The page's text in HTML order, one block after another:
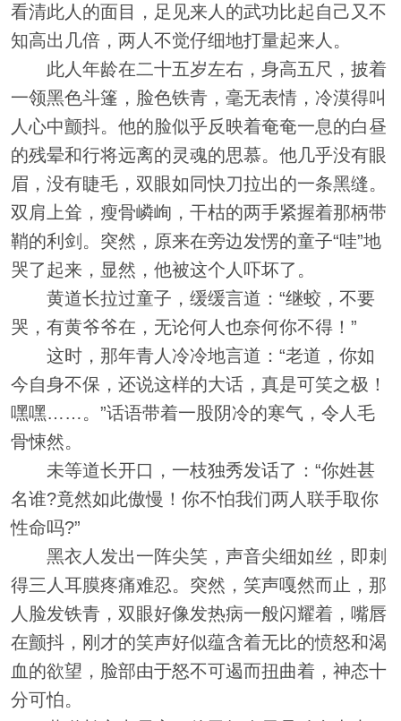
看清此人的面目，足见来人的武功比起自己又不
知高出几倍，两人不觉仔细地打量起来人。
此人年龄在二十五岁左右，身高五尺，披着
一领黑色斗篷，脸色铁青，毫无表情，冷漠得叫
人心中颤抖。他的脸似乎反映着奄奄一息的白昼
的残晕和行将远离的灵魂的思慕。他几乎没有眼
眉，没有睫毛，双眼如同快刀拉出的一条黑缝。
双肩上耸，瘦骨嶙峋，干枯的两手紧握着那柄带
鞘的利剑。突然，原来在旁边发愣的童子“哇”地
哭了起来，显然，他被这个人吓坏了。
黄道长拉过童子，缓缓言道：“继蛟，不要
哭，有黄爷爷在，无论何人也奈何你不得！”
这时，那年青人冷冷地言道：“老道，你如
今自身不保，还说这样的大话，真是可笑之极！
嘿嘿……。”话语带着一股阴冷的寒气，令人毛
骨悚然。
未等道长开口，一枝独秀发话了：“你姓甚
名谁?竟然如此傲慢！你不怕我们两人联手取你
性命吗?”
黑衣人发出一阵尖笑，声音尖细如丝，即刺
得三人耳膜疼痛难忍。突然，笑声嘎然而止，那
人脸发铁青，双眼好像发热病一般闪耀着，嘴唇
在颤抖，刚才的笑声好似蕴含着无比的愤怒和渴
血的欲望，脸部由于怒不可遏而扭曲着，神态十
分可怕。